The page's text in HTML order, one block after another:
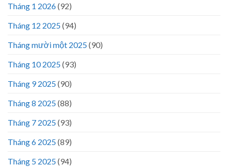
Tháng 1 2026(92)
Tháng 12 2025(94)
Tháng mười một 2025(90)
Tháng 10 2025(93)
Tháng 9 2025(90)
Tháng 8 2025(88)
Tháng 7 2025(93)
Tháng 6 2025(89)
Tháng 5 2025(94)